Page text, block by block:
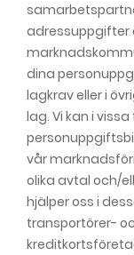
adressuppgifter
dina
lagkrav eller i
lag. Vi kan i
vår
olika avtal och/
hjälper oss i
transportörer-